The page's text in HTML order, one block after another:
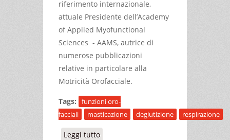
riferimento internazionale,
attuale Presidente dell’Academy
of Applied Myofunctional
Sciences - AAMS, autrice di
numerose pubblicazioni
relative in particolare alla
Motricità Orofacciale.
Tags:
funzioni oro-
facciali
masticazione deglutizione respirazione
Leggi tutto